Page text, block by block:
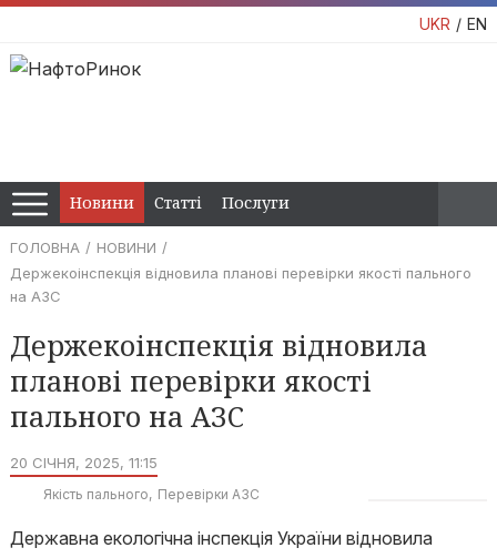
UKR EN
Новини Статті Послуги
ГОЛОВНА
НОВИНИ
Держекоінспекція відновила планові перевірки якості пального
на АЗС
Держекоінспекція відновила
планові перевірки якості
пального на АЗС
20 СІЧНЯ, 2025, 11:15
Якість пального Перевірки АЗС
Державна екологічна інспекція України відновила